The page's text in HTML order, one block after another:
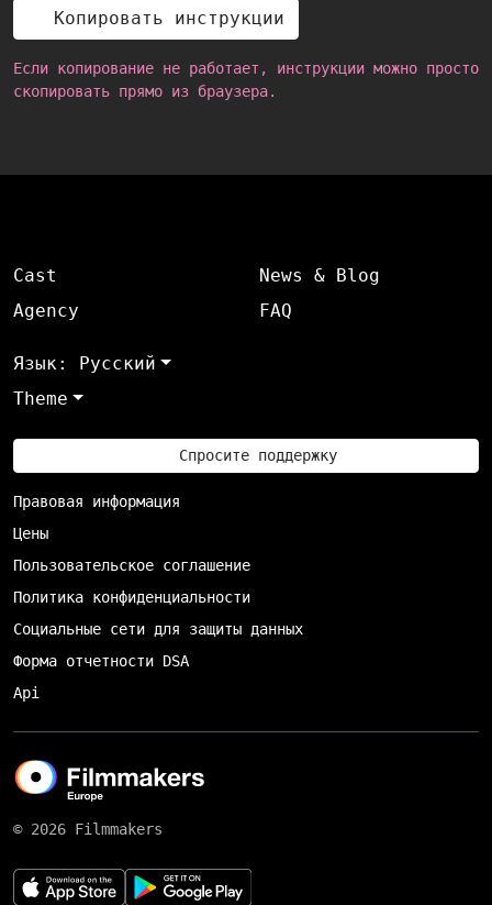
Копировать инструкции
Если копирование не работает, инструкции можно просто
скопировать прямо из браузера.
Cast
Agency
News & Blog
FAQ
Язык: Русский
Theme
Спросите поддержку
Правовая информация
Цены
Пользовательское соглашение
Политика конфиденциальности
Социальные сети для защиты данных
Форма отчетности DSA
Api
© 2026 Filmmakers